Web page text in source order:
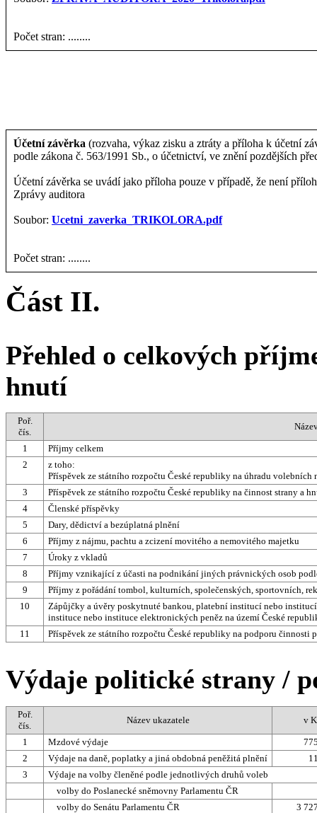
Počet stran: ........
Účetní závěrka (rozvaha, výkaz zisku a ztráty a příloha k účetní
podle zákona č. 563/1991 Sb., o účetnictví, ve znění pozdějších
Účetní závěrka se uvádí jako příloha pouze v případě, že není
Zprávy auditora
Soubor: Ucetni_zaverka_TRIKOLORA.pdf
Počet stran: ........
Část II.
Přehled o celkových
hnutí
Poř.
čís.
1
Příjmy celkem
2
z toho:
Příspěvek ze státního rozpočtu České republiky na úhradu volebních
3
Příspěvek ze státního rozpočtu České republiky na činnost strany a
4
Členské příspěvky
5
Dary, dědictví a bezúplatná plnění
6
Příjmy z nájmu, pachtu a zcizení movitého a nemovitého majetku
7
Úroky z vkladů
8
Příjmy vznikající z účasti na podnikání jiných právnických osob
9
Příjmy z pořádání tombol, kulturních, společenských, sportovních,
10
Zápůjčky a úvěry poskytnuté bankou, platební institucí nebo
instituce nebo instituce elektronických peněz na území České
11
Příspěvek ze státního rozpočtu České republiky na podporu
Výdaje politické strany /
Poř.
čís.
Název ukazatele v
1 Mzdové výdaje
2
Výdaje na daně, poplatky a jiná obdobná peněžitá plnění
3
Výdaje na volby členěné podle jednotlivých druhů voleb
volby do Poslanecké sněmovny Parlamentu ČR
volby do Senátu Parlamentu ČR
3